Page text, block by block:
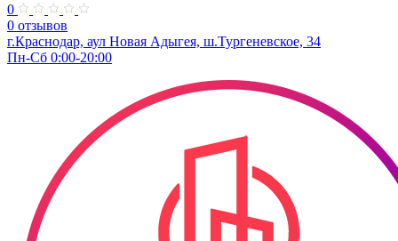
0
0 отзывов
г.Краснодар, аул Новая Адыгея, ш.Тургеневское, 34
Пн-Сб 0:00-20:00